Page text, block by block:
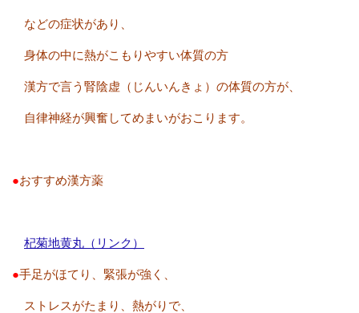
などの症状があり、
身体の中に熱がこもりやすい体質の方
漢方で言う腎陰虚（じんいんきょ）の体質の方が、
自律神経が興奮してめまいがおこります。
●おすすめ漢方薬
杞菊地黄丸（リンク）
●手足がほてり、緊張が強く、
ストレスがたまり、熱がりで、